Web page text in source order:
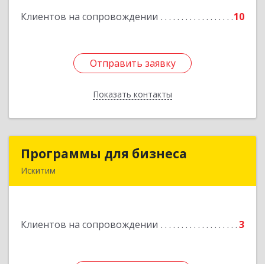
Клиентов на сопровождении 10
Отправить заявку
Показать контакты
Подробнее
Отправить заявку
Назад
Программы для бизнеса
Искитим
Клиентов на сопровождении 3
Программы для бизнеса